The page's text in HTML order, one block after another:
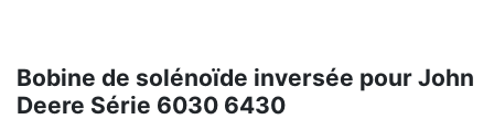
Bobine de solénoïde inversée pour John
Deere Série 6030 6430